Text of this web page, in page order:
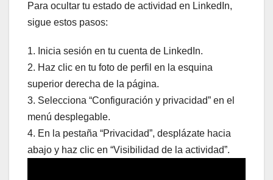
Para ocultar tu estado de actividad en LinkedIn,
sigue estos pasos:
1. Inicia sesión en tu cuenta de LinkedIn.
2. Haz clic en tu foto de perfil en la esquina
superior derecha de la página.
3. Selecciona “Configuración y privacidad” en el
menú desplegable.
4. En la pestaña “Privacidad”, desplázate hacia
abajo y haz clic en “Visibilidad de la actividad”.